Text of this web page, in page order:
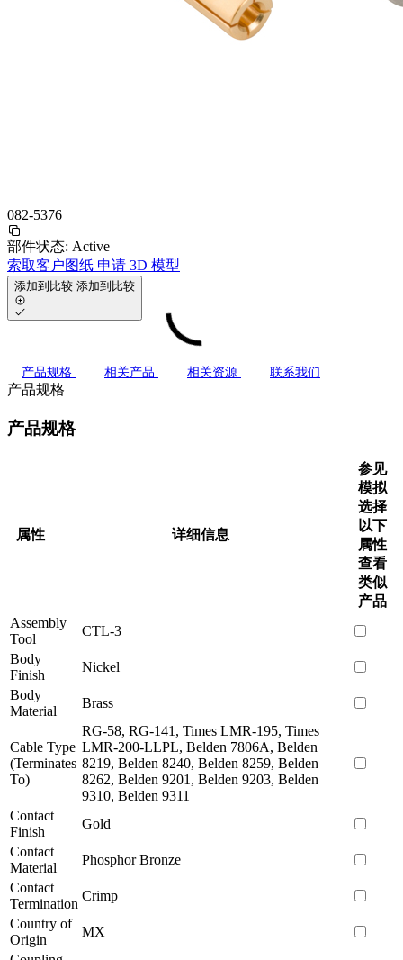
082-5376
部件状态: Active
索取客户图纸 申请 3D 模型
添加到比较 添加到比较
产品规格 相关产品 相关资源 联系我们
产品规格
产品规格
属性 详细信息
参见
模拟
选择
以下
属性
查看
类似
产品
Assembly
Tool
CTL-3
Body
Finish
Nickel
Body
Material
Brass
Cable Type
(Terminates
To)
RG-58, RG-141, Times LMR-195, Times
LMR-200-LLPL, Belden 7806A, Belden
8219, Belden 8240, Belden 8259, Belden
8262, Belden 9201, Belden 9203, Belden
9310, Belden 9311
Contact
Finish
Gold
Contact
Material
Phosphor Bronze
Contact
Termination
Crimp
Country of
Origin
MX